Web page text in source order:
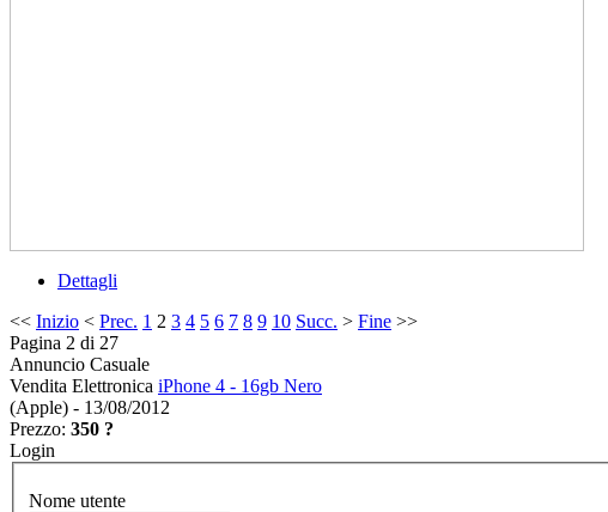
Dettagli
<< Inizio < Prec. 1 2 3 4 5 6 7 8 9 10 Succ. > Fine >>
Pagina 2 di 27
Annuncio Casuale
Vendita Elettronica iPhone 4 - 16gb Nero
(Apple) - 13/08/2012
Prezzo: 350 ?
Login
Nome utente